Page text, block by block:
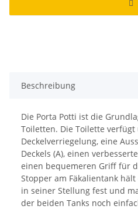
Beschreibung
Die Porta Potti ist die
Toiletten. Die Toilette
Deckelverriegelung, eine
Deckels (A), einen
einen bequemeren Griff für
Stopper am Fäkalientank
in seiner Stellung fest und
der beiden Tanks noch